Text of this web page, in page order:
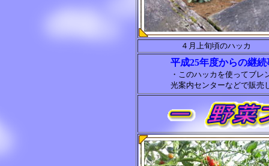
４月上旬頃のハッカ
平成25年度からの継続
・このハッカを使ってブ
光案内センターなどで販売